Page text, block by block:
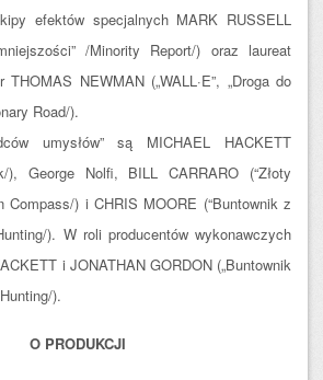
efektów specjalnych MARK RUSSELL
/Minority Report/) oraz laureat
NEWMAN („WALL·E”, „Droga do
Road/).
umysłów” są MICHAEL HACKETT
), George Nolfi, BILL CARRARO (“Złoty
Compass/) i CHRIS MOORE (“Buntownik z
). W roli producentów wykonawczych
i JONATHAN GORDON („Buntownik
).
O PRODUKCJI